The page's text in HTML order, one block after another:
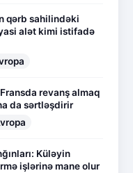
qərb sahilindəki
alət kimi istifadə
revanş almaq
da sərtləşdirir
Küləyin
işlərinə mane olur